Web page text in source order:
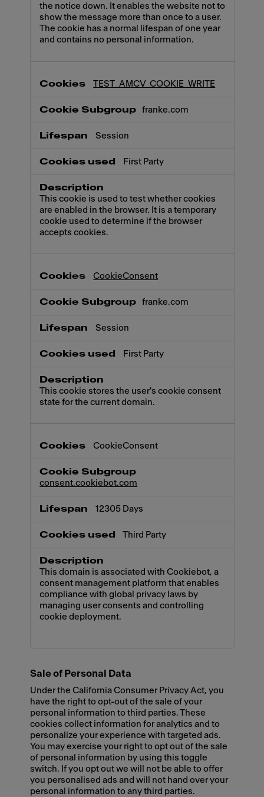
the notice down. It enables the website not to
show the message more than once to a user.
The cookie has a normal lifespan of one year
and contains no personal information.
TEST_AMCV_COOKIE_WRITE
franke.com
Session
First Party
This cookie is used to test whether cookies
are enabled in the browser. It is a temporary
cookie used to determine if the browser
accepts cookies.
CookieConsent
franke.com
Session
First Party
This cookie stores the user's cookie consent
state for the current domain.
CookieConsent
consent.cookiebot.com
12305 Days
Third Party
This domain is associated with Cookiebot, a
consent management platform that enables
compliance with global privacy laws by
managing user consents and controlling
cookie deployment.
Sale of Personal Data
Under the California Consumer Privacy Act, you
have the right to opt-out of the sale of your
personal information to third parties. These
cookies collect information for analytics and to
personalize your experience with targeted ads.
You may exercise your right to opt out of the sale
of personal information by using this toggle
switch. If you opt out we will not be able to offer
you personalised ads and will not hand over your
personal information to any third parties.